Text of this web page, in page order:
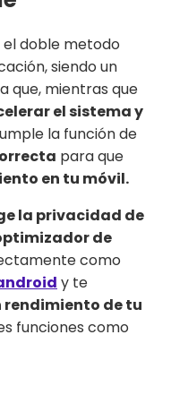
doble metodo
siendo un
que, mientras que
el sistema y
la función de
para que
en tu móvil.
la privacidad de
de
como
y te
rendimiento de tu
funciones como